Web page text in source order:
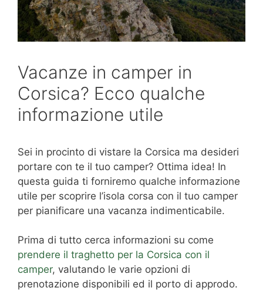
Vacanze in camper in
Corsica? Ecco qualche
informazione utile
Sei in procinto di vistare la Corsica ma desideri
portare con te il tuo camper? Ottima idea! In
questa guida ti forniremo qualche informazione
utile per scoprire l’isola corsa con il tuo camper
per pianificare una vacanza indimenticabile.
Prima di tutto cerca informazioni su come
prendere il traghetto per la Corsica con il
camper, valutando le varie opzioni di
prenotazione disponibili ed il porto di approdo.